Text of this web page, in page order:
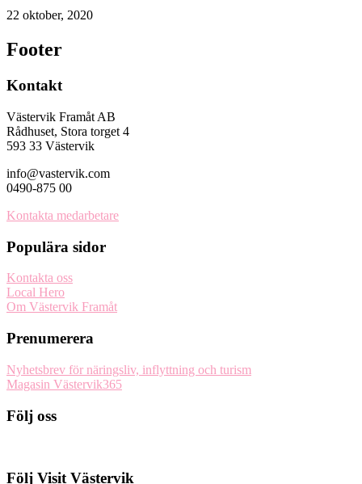
22 oktober, 2020
Footer
Kontakt
Västervik Framåt AB
Rådhuset, Stora torget 4
593 33 Västervik
info@vastervik.com
0490-875 00
Kontakta medarbetare
Populära sidor
Kontakta oss
Local Hero
Om Västervik Framåt
Prenumerera
Nyhetsbrev för näringsliv, inflyttning och turism
Magasin Västervik365
Följ oss
Följ Visit Västervik